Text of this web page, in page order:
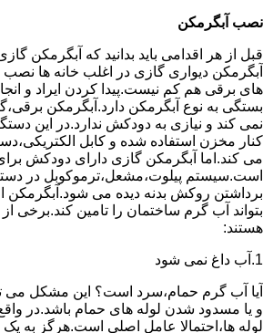
نصب آبگرمکن
قبل از هر اقدامی باید بدانید که آبگرمکن
آبگرمکن دیواری گازی در اغلب خانه ها
های برقی هم کم نیست.پیدا کردن ایراد و
بستگی به نوع آبگرمکن دارد.آبگرمکن
نمی کند و نیازی به دودکش ندارد.در این
کنار مخزن استفاده شده و کابل
می کند.اما آبگرمکن گازی دارای دودکش
است.سیستم پیلوت،مشعل،ترموکوبل در
برداشتن روکش بدنه دیده می شود.آبگرمکن
بتواند آب گرم ساختمان را تامین کند.برخی از
هستند:
1.آب داغ نمی شود
آیا آب گرم حمام،سرد است؟ این مشکل می
و یا مسدود شدن لوله های حمام باشد.در
لوله ها،احتمالا عامل اصلی است.هرگز به یک